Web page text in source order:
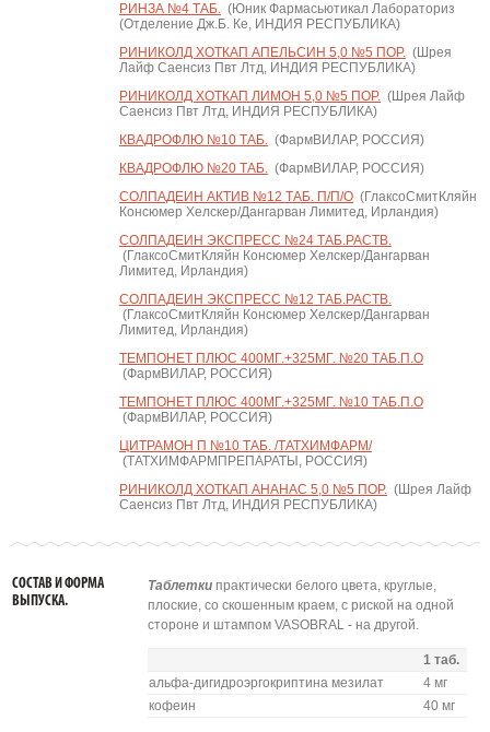
РИНЗА №4 ТАБ.(Юник Фармасьютикал Лабораториз
(Отделение Дж.Б. Ке, ИНДИЯ РЕСПУБЛИКА)
РИНИКОЛД ХОТКАП АПЕЛЬСИН 5,0 №5 ПОР.(Шрея
Лайф Саенсиз Пвт Лтд, ИНДИЯ РЕСПУБЛИКА)
РИНИКОЛД ХОТКАП ЛИМОН 5,0 №5 ПОР.(Шрея Лайф
Саенсиз Пвт Лтд, ИНДИЯ РЕСПУБЛИКА)
КВАДРОФЛЮ №10 ТАБ.(ФармВИЛАР, РОССИЯ)
КВАДРОФЛЮ №20 ТАБ.(ФармВИЛАР, РОССИЯ)
СОЛПАДЕИН АКТИВ №12 ТАБ. П/П/О(ГлаксоСмитКляйн
Консюмер Хелскер/Дангарван Лимитед, Ирландия)
СОЛПАДЕИН ЭКСПРЕСС №24 ТАБ.РАСТВ.
(ГлаксоСмитКляйн Консюмер Хелскер/Дангарван
Лимитед, Ирландия)
СОЛПАДЕИН ЭКСПРЕСС №12 ТАБ.РАСТВ.
(ГлаксоСмитКляйн Консюмер Хелскер/Дангарван
Лимитед, Ирландия)
ТЕМПОНЕТ ПЛЮС 400МГ.+325МГ. №20 ТАБ.П.О
(ФармВИЛАР, РОССИЯ)
ТЕМПОНЕТ ПЛЮС 400МГ.+325МГ. №10 ТАБ.П.О
(ФармВИЛАР, РОССИЯ)
ЦИТРАМОН П №10 ТАБ. /ТАТХИМФАРМ/
(ТАТХИМФАРМПРЕПАРАТЫ, РОССИЯ)
РИНИКОЛД ХОТКАП АНАНАС 5,0 №5 ПОР.(Шрея Лайф
Саенсиз Пвт Лтд, ИНДИЯ РЕСПУБЛИКА)
СОСТАВ И ФОРМА
ВЫПУСКА.
Таблеткипрактически белого цвета, круглые,
плоские, со скошенным краем, с риской на одной
стороне и штампом VASOBRAL - на другой.
1 таб.
альфа-дигидроэргокриптина мезилат
4 мг
кофеин
40 мг